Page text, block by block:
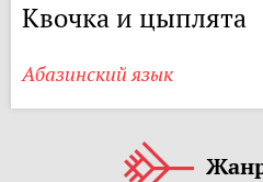
Квочка и цыплята
Абазинский язык